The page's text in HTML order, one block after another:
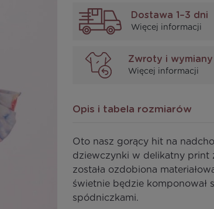
Dostawa 1–3 dni
Więcej informacji
Zwroty i wymiany
Więcej informacji
Opis i tabela rozmiarów
Oto nasz gorący hit na
dziewczynki w delikatny print
została ozdobiona
świetnie będzie komponował
spódniczkami.